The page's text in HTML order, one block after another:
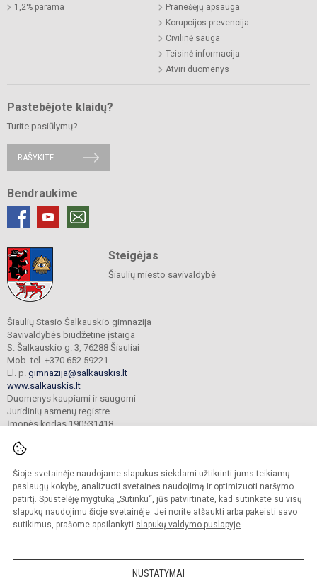
Šioje svetainėje naudojame slapukus siekdami užtikrinti jums teikiamų
paslaugų kokybę, analizuoti svetainės naudojimą ir optimizuoti naršymo
patirtį. Spustelėję mygtuką „Sutinku“, jūs patvirtinate, kad sutinkate su visų
slapukų naudojimu šioje svetainėje. Jei norite atšaukti arba pakeisti savo
sutikimus, prašome apsilankyti slapukų valdymo puslapyje.
NUSTATYMAI
1,2% parama
Pranešėjų apsauga
Korupcijos prevencija
Civilinė sauga
Teisinė informacija
Atviri duomenys
Pastebėjote klaidų?
Turite pasiūlymų?
RAŠYKITE
Bendraukime
Steigėjas
Šiaulių miesto savivaldybė
Šiaulių Stasio Šalkauskio gimnazija
Savivaldybės biudžetinė įstaiga
S. Šalkauskio g. 3, 76288 Šiauliai
Mob. tel. +370 652 59221
El. p. gimnazija@salkauskis.lt
www.salkauskis.lt
Duomenys kaupiami ir saugomi
Juridinių asmenų registre
Įmonės kodas 190531418
© 2024. Šiaulių Stasio Šalkauskio gimnazija. Visos teisės saugomos.
Kopijuoti turinį be raštiško gimnazijos sutikimo griežtai draudžiama.
Prieinamumo paraiška Slapukų valdymas
Sumanus būdas atnaujinti